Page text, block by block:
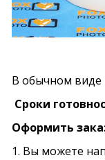
В обычном виде
Сроки
Оформить
1. Вы можете